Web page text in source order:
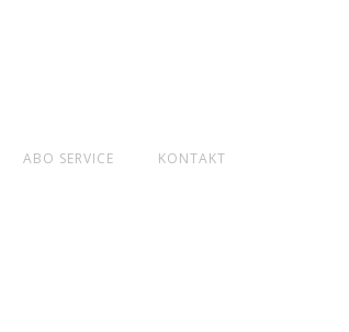
ABO SERVICE KONTAKT